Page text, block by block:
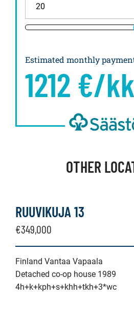
Estimated monthly
1212 €/kk
OTHER
RUUVIKUJA 13
€349,000
Finland Vantaa Vapaala
Detached co-op house 1989
4h+k+kph+s+khh+tkh+3*wc